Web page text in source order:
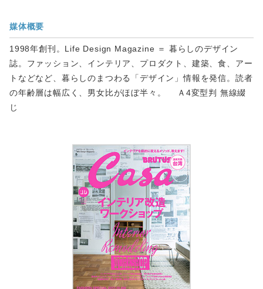
媒体概要
1998年創刊。Life Design Magazine ＝ 暮らしのデザイン
誌。ファッション、インテリア、プロダクト、建築、食、アー
トなどなど、暮らしのまつわる「デザイン」情報を発信。読者
の年齢層は幅広く、男女比がほぼ半々。 Ａ4変型判 無線綴
じ